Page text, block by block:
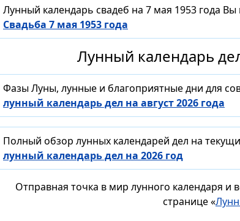
Лунный календарь свадеб на 7 мая 1953 года
Свадьба 7 мая 1953 года
Лунный календарь
Фазы Луны, лунные и благоприятные дни для
лунный календарь дел на август 2026 года
Полный обзор лунных календарей дел на
лунный календарь дел на 2026 год
Отправная точка в мир лунного календаря
странице «